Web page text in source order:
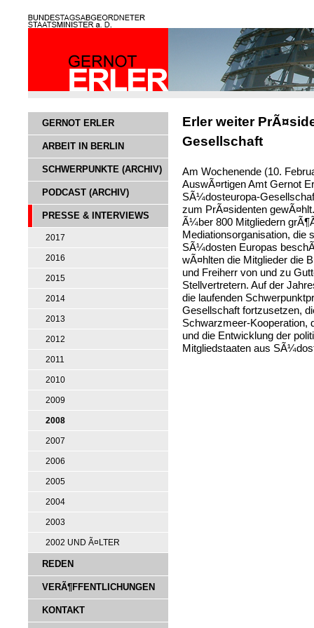
GERNOT ERLER
ARBEIT IN BERLIN
SCHWERPUNKTE (ARCHIV)
PODCAST (ARCHIV)
PRESSE & INTERVIEWS
2017
2016
2015
2014
2013
2012
2011
2010
2009
2008
2007
2006
2005
2004
2003
2002 UND Ã¤LTER
REDEN
VERÃ¶FFENTLICHUNGEN
KONTAKT
Erler weiter
Gesellschaft
Am Wochenende (10.
AuswÃ¤rtigen Amt Gernot
SÃ¼dosteuropa-
zum PrÃ¤sidenten
Ã¼ber 800 Mitgliedern
Mediationsorganisation, die
SÃ¼dosten Europas
wÃ¤hlten die Mitglieder die
und Freiherr von und zu
Stellvertretern. Auf der
die laufenden
Gesellschaft fortzusetzen,
Schwarzmeer-Kooperation,
und die Entwicklung der
Mitgliedstaaten aus